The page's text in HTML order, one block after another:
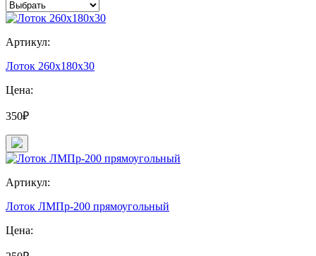
Артикул:
Лоток 260х180х30
Цена:
350₽
Артикул:
Лоток ЛМПр-200 прямоугольный
Цена: